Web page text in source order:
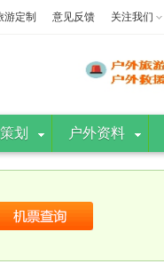
游定制 意见反馈 关注我们
划 户外资料